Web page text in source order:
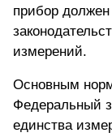
прибор должен
измерений.
Основным
Федеральный
единства